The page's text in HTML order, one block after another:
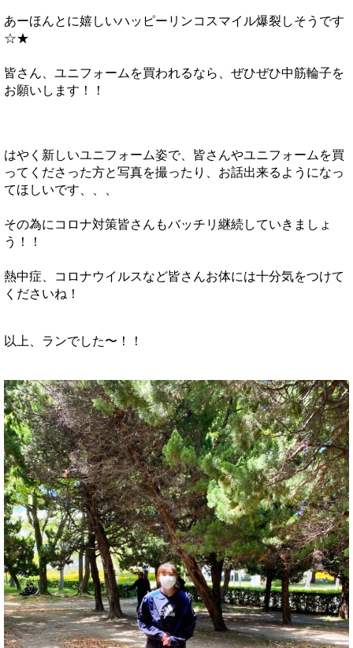
あーほんとに嬉しいハッピーリンコスマイル爆裂しそうです
☆★
皆さん、ユニフォームを買われるなら、ぜひぜひ中筋輪子を
お願いします！！
はやく新しいユニフォーム姿で、皆さんやユニフォームを買
ってくださった方と写真を撮ったり、お話出来るようになっ
てほしいです、、、
その為にコロナ対策皆さんもバッチリ継続していきましょ
う！！
熱中症、コロナウイルスなど皆さんお体には十分気をつけて
くださいね！
以上、ランでした〜！！